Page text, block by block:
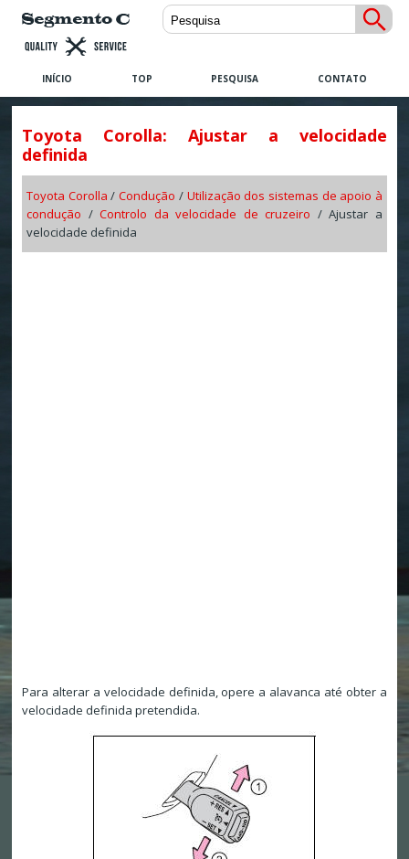
INÍCIO TOP PESQUISA CONTATO
Toyota Corolla: Ajustar a velocidade
definida
Toyota Corolla /Condução / Utilização dos sistemas de apoio à
condução /Controlo da velocidade de cruzeiro / Ajustar a
velocidade definida
Para alterar a velocidade definida, opere a alavanca até obter a
velocidade definida pretendida.